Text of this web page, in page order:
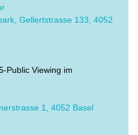
Gellertstrasse 133, 4052
Public Viewing im
1, 4052 Basel